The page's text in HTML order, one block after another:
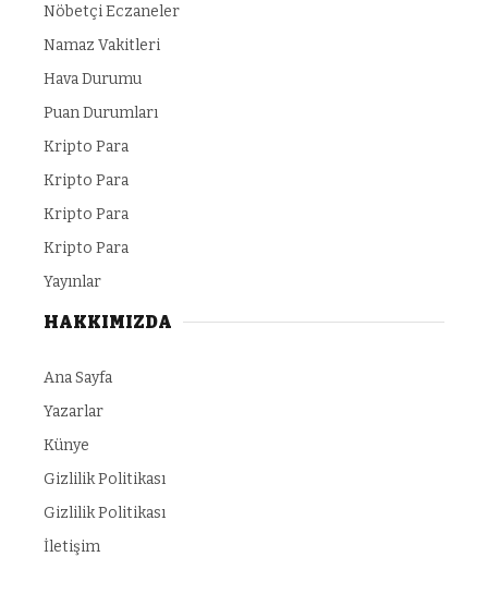
Nöbetçi Eczaneler
Namaz Vakitleri
Hava Durumu
Puan Durumları
Kripto Para
Kripto Para
Kripto Para
Kripto Para
Yayınlar
HAKKIMIZDA
Ana Sayfa
Yazarlar
Künye
Gizlilik Politikası
Gizlilik Politikası
İletişim